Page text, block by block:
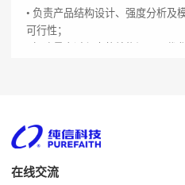
• 负责产品结构设计、强度分析及
可行性；
在线交流